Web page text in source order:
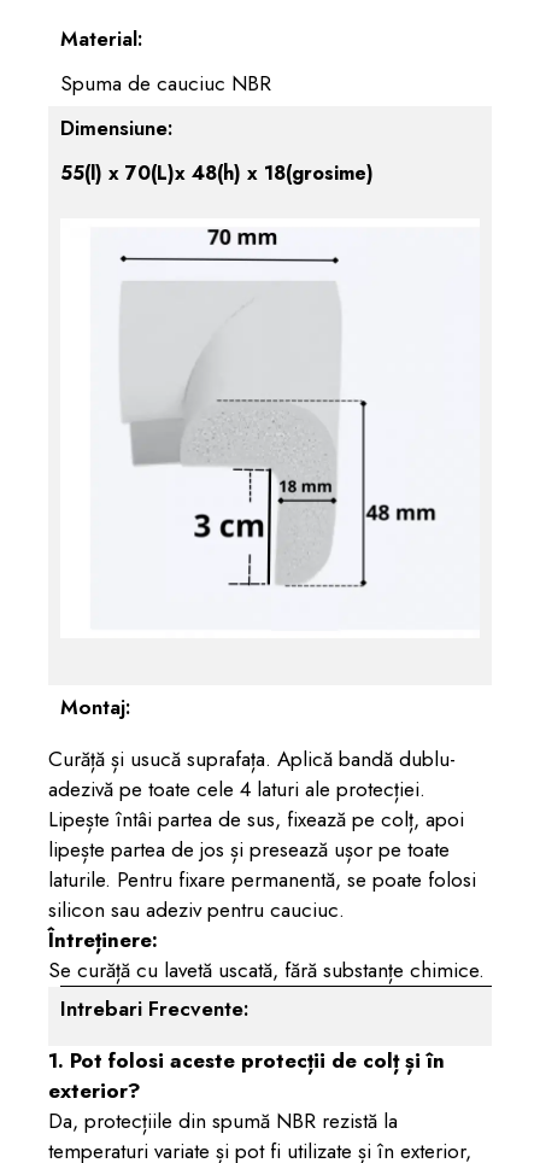
Material:
Spuma de cauciuc NBR
Dimensiune:
55(l) x 70(L)x 48(h) x 18(grosime)
Montaj:
Curăță și usucă suprafața. Aplică bandă dublu-
adezivă pe toate cele 4 laturi ale protecției.
Lipește întâi partea de sus, fixează pe colț, apoi
lipește partea de jos și presează ușor pe toate
laturile. Pentru fixare permanentă, se poate folosi
silicon sau adeziv pentru cauciuc.
Întreținere:
Se curăță cu lavetă uscată, fără substanțe chimice.
Intrebari Frecvente:
1. Pot folosi aceste protecții de colț și în
exterior?
Da, protecțiile din spumă NBR rezistă la
temperaturi variate și pot fi utilizate și în exterior,